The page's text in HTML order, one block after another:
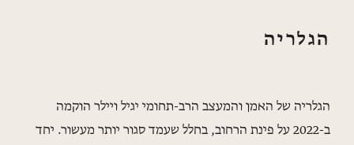
הגלריה
הגלריה של האמן והמעצב הרב-תחומי יגיל ויילר הוקמה
ב-2022 על פינת הרחוב, בחלל שעמד סגור יותר מעשור. יחד